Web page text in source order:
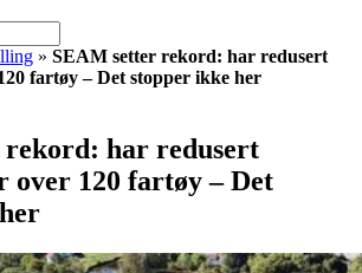
» SEAM setter rekord: har redusert
fartøy – Det stopper ikke her
rekord: har redusert
over 120 fartøy – Det